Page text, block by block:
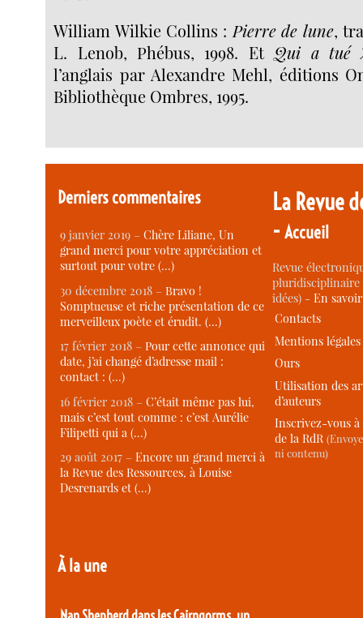
William Wilkie Collins : Pierre de lune,
L. Lenob, Phébus, 1998. EtQui a tué
l’anglais par Alexandre Mehl, éditions
Bibliothèque Ombres, 1995.
Derniers commentaires
9 janvier 2019 –Chère Liliane, Un
grand merci pour votre appréciation et
surtout pour votre (…)
30 décembre 2018 –Bravo !
Somptueuse et riche présentation de ce
merveilleux poète et érudit. (…)
17 février 2018 –Pour cette annonce qui
date, j’ai changé d’adresse mail :
contact : (…)
16 février 2018 –C’était même pas lui,
mais c’est tout comme : c’est Aurélie
Filipetti qui a (…)
29 août 2017 –Encore un grand merci à
la Revue des Ressources, à Louise
Desrenards et (…)
À la une
La Revue
-Accueil
Revue
idées) -En
Contacts
Mentions légales
Ours
Utilisation des
d’auteurs
Inscrivez-vous
de la RdR
ni contenu)